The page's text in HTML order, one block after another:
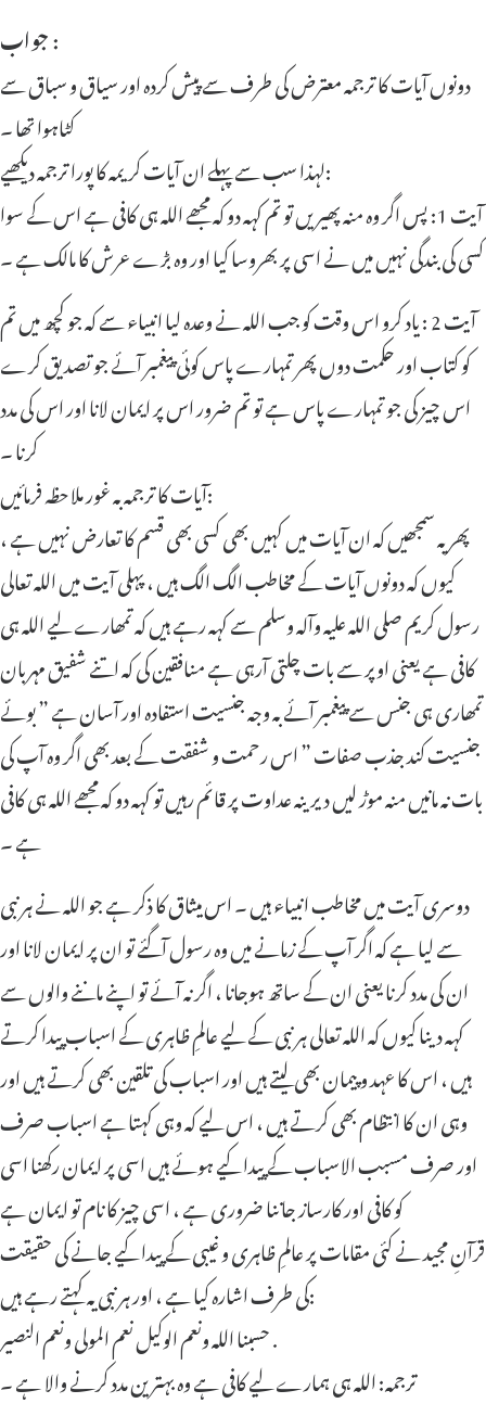
جواب :
دونوں آیات کا ترجمہ معترض کی طرف سے پیش کردہ اور سیاق و سباق سے
کٹاہوا تھا ۔
لہذا سب سے پہلے ان آیات کریمہ کا پورا ترجمہ دیکھیے:
آیت 1: پس اگر وہ منہ پھیریں تو تم کہہ دو کہ مجھے اللہ ہی کافی ہے اس کے سوا
کسی کی بندگی نہیں میں نے اسی پر بھروسا کیا اور وہ بڑے عرش کا مالک ہے ۔
آیت 2 : یاد کرو اس وقت کو جب اللہ نے وعدہ لیا انبیاء سے کہ جو کچھ میں تم
کو کتاب اور حکمت دوں پھر تمہارے پاس کوئی پیغمبر آئے جو تصدیق کرے
اس چیز کی جو تمہارے پاس ہے تو تم ضرور اس پر ایمان لانا اور اس کی مدد
کرنا ۔
آیات کا ترجمہ بہ غور ملاحظہ فرمائیں:
پھر یہ سمجھیں کہ ان آیات میں کہیں بھی کسی بھی قسم کا تعارض نہیں ہے ،
کیوں کہ دونوں آیات کے مخاطب الگ الگ ہیں ، پہلی آیت میں اللہ تعالی
رسول کریم صلی اللہ علیہ وآلہ وسلم سے کہہ رہے ہیں کہ تمھارے لیے اللہ ہی
کافی ہے یعنی اوپر سے بات چلتی آرہی ہے منافقین کی کہ اتنے شفیق مہربان
تمھاری ہی جنس سے پیغمبر آئے بہ وجہ جنسیت استفادہ اور آسان ہے ” بوئے
جنسیت کند جذب صفات ” اس رحمت و شفقت کے بعد بھی اگر وہ آپ کی
بات نہ مانیں منہ موڑ لیں دیرینہ عداوت پر قائم رہیں تو کہہ دو کہ مجھے اللہ ہی کافی
ہے ۔
دوسری آیت میں مخاطب انبیاء ہیں ۔ اس میثاق کا ذکر ہے جو اللہ نے ہر نبی
سے لیا ہے کہ اگر آپ کے زمانے میں وہ رسول آگئے تو ان پر ایمان لانا اور
ان کی مدد کرنا یعنی ان کے ساتھ ہوجانا ، اگر نہ آئے تو اپنے ماننے والوں سے
کہہ دینا کیوں کہ اللہ تعالی ہر نبی کے لیے عالمِ ظاہری کے اسباب پیدا کرتے
ہیں ، اس کا عہد و پیمان بھی لیتے ہیں اور اسباب کی تلقین بھی کرتے ہیں اور
وہی ان کا انتظام بھی کرتے ہیں ، اس لیے کہ وہی کہتا ہے اسباب صرف
اور صرف مسبب الاسباب کے پیدا کیے ہوئے ہیں اسی پر ایمان رکھنا اسی
کو کافی اور کارساز جاننا ضروری ہے ، اسی چیز کا نام تو ایمان ہے
قرآنِ مجید نے کئی مقامات پر عالمِ ظاہری و غیبی کے پیدا کیے جانے کی حقیقت
کی طرف اشارہ کیا ہے ، اور ہر نبی یہ کہتے رہے ہیں:
حسبنا الله ونعم الوكيل نعم المولى ونعم النصير .
ترجمہ: اللہ ہی ہمارے لیے کافی ہے وہ بہترین مدد کرنے والا ہے ۔